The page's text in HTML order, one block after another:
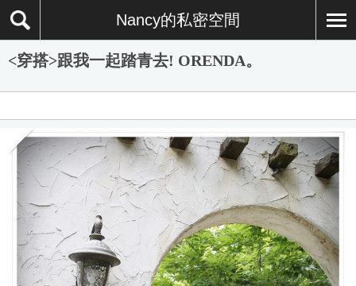
Nancy的私密空間
<穿搭>跟我一起踏青去! ORENDA。